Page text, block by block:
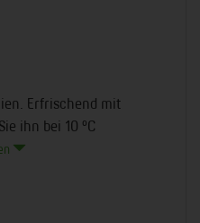
Erfrischend mit
ihn bei 10 °C